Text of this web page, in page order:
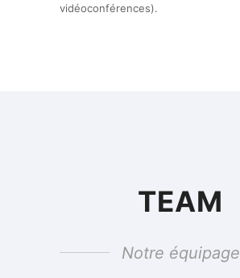
vidéoconférences).
TEAM
Notre équipage